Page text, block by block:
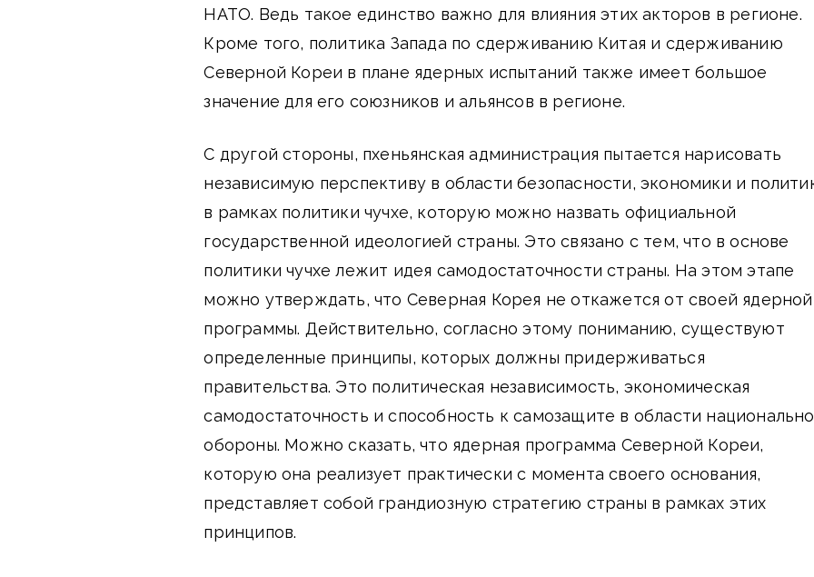
НАТО. Ведь такое единство важно для влияния этих акторов в регионе.
Кроме того, политика Запада по сдерживанию Китая и сдерживанию
Северной Кореи в плане ядерных испытаний также имеет большое
значение для его союзников и альянсов в регионе.
С другой стороны, пхеньянская администрация пытается нарисовать
независимую перспективу в области безопасности, экономики и
в рамках политики чучхе, которую можно назвать официальной
государственной идеологией страны. Это связано с тем, что в основе
политики чучхе лежит идея самодостаточности страны. На этом этапе
можно утверждать, что Северная Корея не откажется от своей ядерной
программы. Действительно, согласно этому пониманию, существуют
определенные принципы, которых должны придерживаться
правительства. Это политическая независимость, экономическая
самодостаточность и способность к самозащите в области
обороны. Можно сказать, что ядерная программа Северной Кореи,
которую она реализует практически с момента своего основания,
представляет собой грандиозную стратегию страны в рамках этих
принципов.